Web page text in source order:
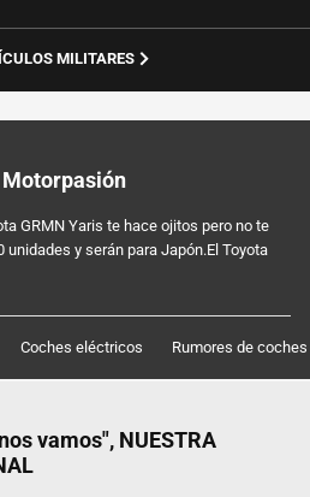
MILITARES
Motorpasión
GRMN Yaris te hace ojitos pero no te
unidades y serán para Japón.El Toyota
Coches eléctricos Rumores de coches
vamos", NUESTRA